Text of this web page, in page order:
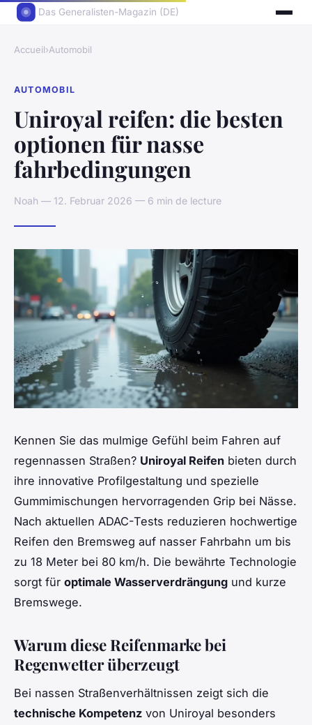
Das Generalisten-Magazin (DE)
Accueil›Automobil
AUTOMOBIL
Uniroyal reifen: die besten
optionen für nasse
fahrbedingungen
Noah — 12. Februar 2026 — 6 min de lecture
Kennen Sie das mulmige Gefühl beim Fahren auf
regennassen Straßen? Uniroyal Reifen bieten durch
ihre innovative Profilgestaltung und spezielle
Gummimischungen hervorragenden Grip bei Nässe.
Nach aktuellen ADAC-Tests reduzieren hochwertige
Reifen den Bremsweg auf nasser Fahrbahn um bis
zu 18 Meter bei 80 km/h. Die bewährte Technologie
sorgt für optimale Wasserverdrängung und kurze
Bremswege.
Warum diese Reifenmarke bei
Regenwetter überzeugt
Bei nassen Straßenverhältnissen zeigt sich die
technische Kompetenz von Uniroyal besonders